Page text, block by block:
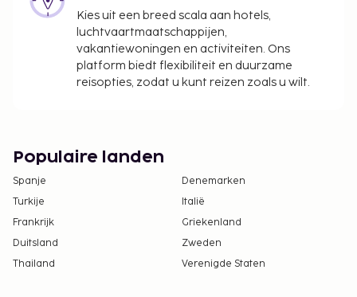
Kies uit een breed scala aan hotels,
luchtvaartmaatschappijen,
vakantiewoningen en activiteiten. Ons
platform biedt flexibiliteit en duurzame
reisopties, zodat u kunt reizen zoals u wilt.
Populaire landen
Spanje
Denemarken
Turkije
Italië
Frankrijk
Griekenland
Duitsland
Zweden
Thailand
Verenigde Staten